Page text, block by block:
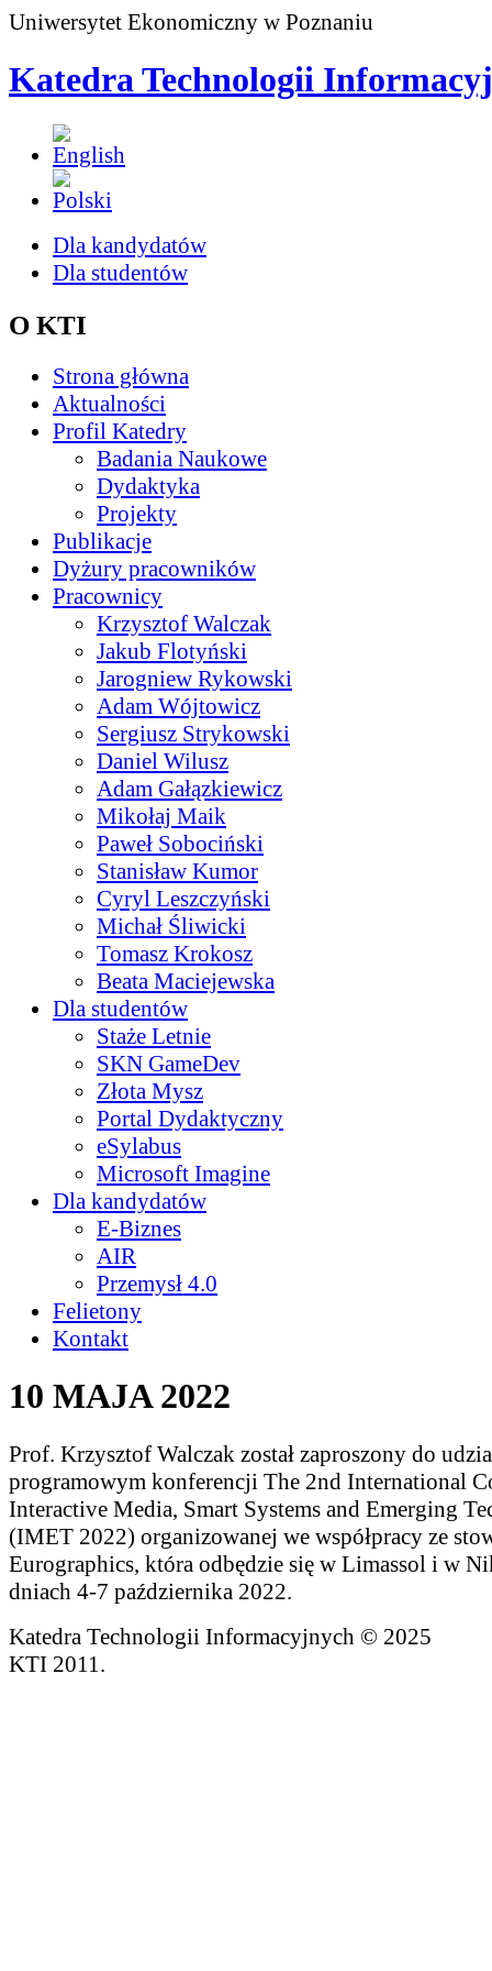
Uniwersytet Ekonomiczny w Poznaniu
Katedra Technologii
Dla kandydatów
Dla studentów
O KTI
Strona główna
Aktualności
Profil Katedry
Badania Naukowe
Dydaktyka
Projekty
Publikacje
Dyżury pracowników
Pracownicy
Krzysztof Walczak
Jakub Flotyński
Jarogniew Rykowski
Adam Wójtowicz
Sergiusz Strykowski
Daniel Wilusz
Adam Gałązkiewicz
Mikołaj Maik
Paweł Sobociński
Stanisław Kumor
Cyryl Leszczyński
Michał Śliwicki
Tomasz Krokosz
Beata Maciejewska
Dla studentów
Staże Letnie
SKN GameDev
Złota Mysz
Portal Dydaktyczny
eSylabus
Microsoft Imagine
Dla kandydatów
E-Biznes
AIR
Przemysł 4.0
Felietony
Kontakt
10 MAJA 2022
Prof. Krzysztof Walczak został zaproszony do
programowym konferencji The 2nd International
Interactive Media, Smart Systems and Emerging
(IMET 2022) organizowanej we współpracy ze
Eurographics, która odbędzie się w Limassol i w
dniach 4-7 października 2022.
Katedra Technologii Informacyjnych © 2025
KTI 2011.